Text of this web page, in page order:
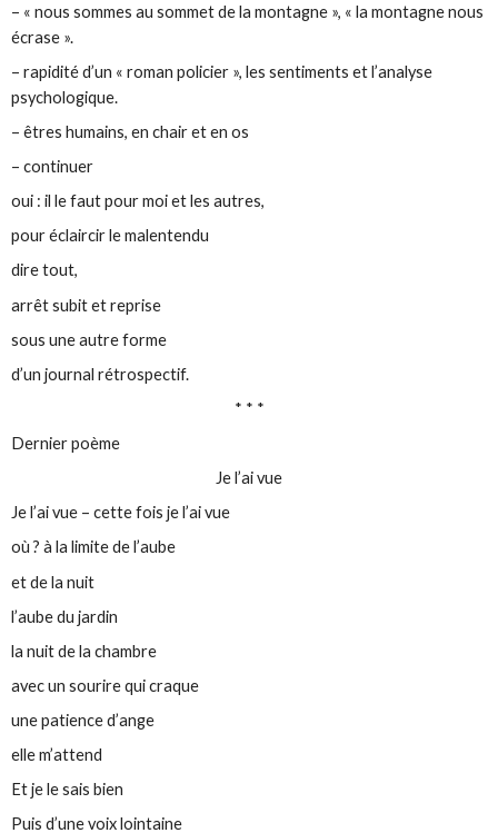
– « nous sommes au sommet de la montagne », « la montagne nous
écrase ».
– rapidité d’un « roman policier », les sentiments et l’analyse
psychologique.
– êtres humains,en chair et en os
– continuer
oui : il le faut pour moi et les autres,
pour éclaircir le malentendu
dire tout,
arrêt subit et reprise
sous une autre forme
d’un journal rétrospectif.
* * *
Dernier poème
Je l’ai vue
Je l’ai vue – cette fois je l’ai vue
où ? à la limite de l’aube
et de la nuit
l’aube du jardin
la nuit de la chambre
avec un sourire qui craque
une patience d’ange
elle m’attend
Et je le sais bien
Puis d’une voix lointaine